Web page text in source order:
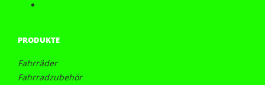
PRODUKTE
Fahrräder
Fahrradzubehör